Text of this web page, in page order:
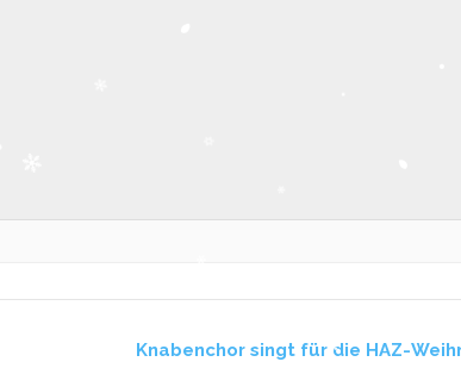
Knabenchor singt für die HAZ-